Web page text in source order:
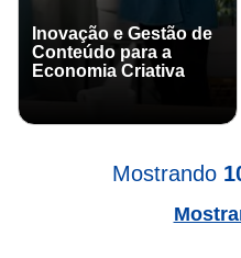
Inovação e Gestão de
Conteúdo para a
Economia Criativa
Mostrando